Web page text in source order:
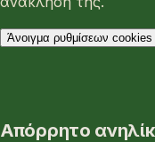
Άνοιγμα ρυθμίσεων cookies
Απόρρητο